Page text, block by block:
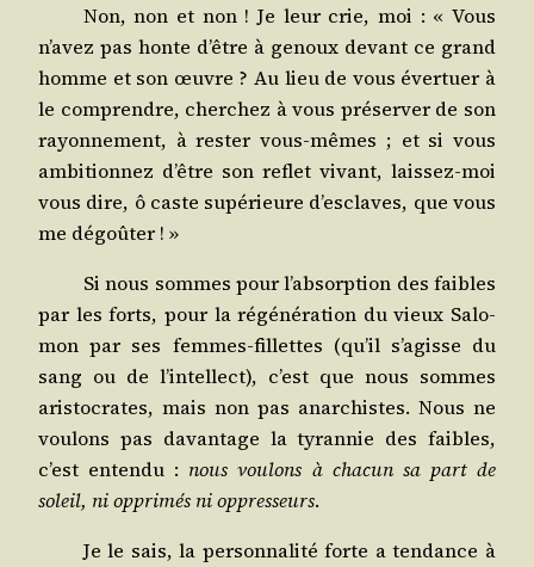
Non, non et non ! Je leur crie, moi : « Vous
n’avez pas honte d’être à genoux devant ce grand
homme et son œuvre ? Au lieu de vous éver­tuer à
le com­prendre, cher­chez à vous pré­ser­ver de son
rayon­ne­ment, à res­ter vous-mêmes ; et si vous
ambi­tion­nez d’être son reflet vivant, lais­sez-moi
vous dire, ô caste supé­rieure d’esclaves, que vous
me dégoûter ! »
Si nous sommes pour l’absorption des faibles
par les forts, pour la régé­né­ra­tion du vieux Salo­
mon par ses femmes-fillettes (qu’il s’agisse du
sang ou de l’intellect), c’est que nous sommes
aris­to­crates, mais non pas anar­chistes. Nous ne
vou­lons pas davan­tage la tyran­nie des faibles,
c’est enten­du : nous vou­lons à cha­cun sa part de
soleil, ni oppri­més ni oppres­seurs.
Je le sais, la per­son­na­li­té forte a ten­dance à